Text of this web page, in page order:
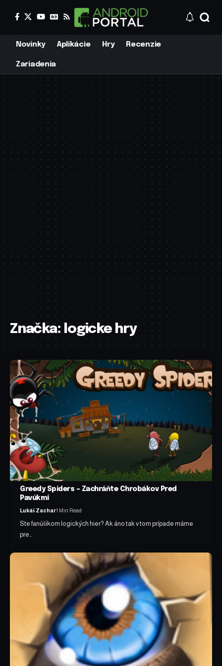
Novinky Aplikácie Hry Recenzie
Zariadenia
Značka:logicke hry
Greedy Spiders – Zachráňte Chrobákov Pred
Pavúkmi
Lukáš Zachar1 Min Read
Ste fanúšikom logických hier? Ak áno tak v tom prípade máme
pre…